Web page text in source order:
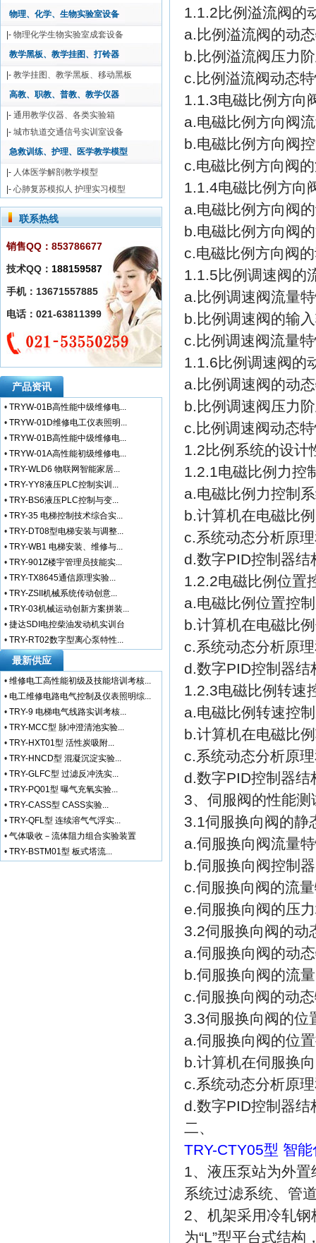
1.1.2比例溢流阀的
a.比例溢流阀的动
b.比例溢流阀压力
c.比例溢流阀动态
1.1.3电磁比例方向
a.电磁比例方向阀
b.电磁比例方向阀
c.电磁比例方向阀
1.1.4电磁比例方向
a.电磁比例方向阀
b.电磁比例方向阀
c.电磁比例方向阀
1.1.5比例调速阀的
a.比例调速阀流量
b.比例调速阀的输
c.比例调速阀流量
1.1.6比例调速阀的
a.比例调速阀的动
b.比例调速阀压力
c.比例调速阀动态
1.2比例系统的设计
1.2.1电磁比例力控
a.电磁比例力控制
b.计算机在电磁比
c.系统动态分析原
d.数字PID控制器结
1.2.2电磁比例位置
a.电磁比例位置控
b.计算机在电磁比
c.系统动态分析原
d.数字PID控制器结
1.2.3电磁比例转速
a.电磁比例转速控
b.计算机在电磁比
c.系统动态分析原
d.数字PID控制器结
3、伺服阀的性能
3.1伺服换向阀的静
a.伺服换向阀流量
b.伺服换向阀控制
c.伺服换向阀的流
e.伺服换向阀的压
3.2伺服换向阀的动
a.伺服换向阀的动
b.伺服换向阀的流
c.伺服换向阀的动
3.3伺服换向阀的位
a.伺服换向阀的位
b.计算机在伺服换
c.系统动态分析原
d.数字PID控制器结
二、
TRY-CTY05型 智
1、液压泵站为外
系统过滤系统、管
2、机架采用冷轧
为“L”型平台式结
物理、化学、生物实验室设备
|- 物理化学生物实验室成套设备
教学黑板、教学挂图、打铃器
|- 教学挂图、教学黑板、移动黑板
高教、职教、普教、教学仪器
|- 通用教学仪器、各类实验箱
|- 城市轨道交通信号实训室设备
急救训练、护理、医学教学模型
|- 人体医学解剖教学模型
|- 心肺复苏模拟人 护理实习模型
联系热线
销售QQ：853786677
技术QQ： 188159587
手机：13671557885
电话：021-63811399
产品资讯
• TRYW-01B高性能中级维修电...
• TRYW-01D维修电工仪表照明...
• TRYW-01B高性能中级维修电...
• TRYW-01A高性能初级维修电...
• TRY-WLD6 物联网智能家居...
• TRY-YY8液压PLC控制实训...
• TRY-BS6液压PLC控制与变...
• TRY-35 电梯控制技术综合实...
• TRY-DT08型电梯安装与调整...
• TRY-WB1 电梯安装、维修与...
• TRY-901Z楼宇管理员技能实...
• TRY-TX8645通信原理实验...
• TRY-ZSII机械系统传动创意...
• TRY-03机械运动创新方案拼装...
• 捷达SDI电控柴油发动机实训台
• TRY-RT02数字型离心泵特性...
最新供应
• 维修电工高性能初级及技能培训考核...
• 电工维修电路电气控制及仪表照明综...
• TRY-9 电梯电气线路实训考核...
• TRY-MCC型 脉冲澄清池实验...
• TRY-HXT01型 活性炭吸附...
• TRY-HNCD型 混凝沉淀实验...
• TRY-GLFC型 过滤反冲洗实...
• TRY-PQ01型 曝气充氧实验...
• TRY-CASS型 CASS实验...
• TRY-QFL型 连续溶气气浮实...
• 气体吸收－流体阻力组合实验装置
• TRY-BSTM01型 板式塔流...